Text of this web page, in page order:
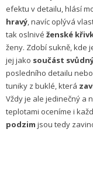
efektu v detailu, hlásí
hravý, navíc oplývá
tak oslnivé ženské
ženy. Zdobí sukně, kde
jej jako součást
posledního detailu
tuniky z buklé, která
Vždy je ale jedinečný a
teplotami oceníme i
podzim jsou tedy